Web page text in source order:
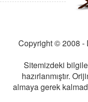
Copyright © 2008 -
Sitemizdeki
hazırlanmıştır.
almaya gerek